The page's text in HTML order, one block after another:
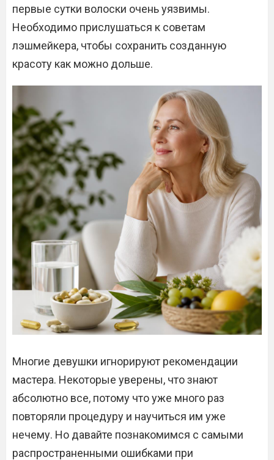
первые сутки волоски очень уязвимы.
Необходимо прислушаться к советам
лэшмейкера, чтобы сохранить созданную
красоту как можно дольше.
Многие девушки игнорируют рекомендации
мастера. Некоторые уверены, что знают
абсолютно все, потому что уже много раз
повторяли процедуру и научиться им уже
нечему. Но давайте познакомимся с самыми
распространенными ошибками при